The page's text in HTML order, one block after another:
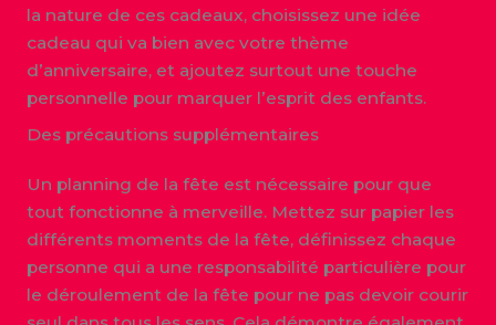
la nature de ces cadeaux, choisissez une idée
cadeau qui va bien avec votre thème
d’anniversaire, et ajoutez surtout une touche
personnelle pour marquer l’esprit des enfants.
Des précautions supplémentaires
Un planning de la fête est nécessaire pour que
tout fonctionne à merveille. Mettez sur papier les
différents moments de la fête, définissez chaque
personne qui a une responsabilité particulière pour
le déroulement de la fête pour ne pas devoir courir